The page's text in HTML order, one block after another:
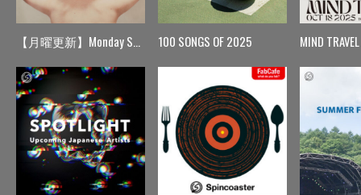
【月曜更新】Monday Spin 100 SONGS OF 2025 MIND TRAVEL